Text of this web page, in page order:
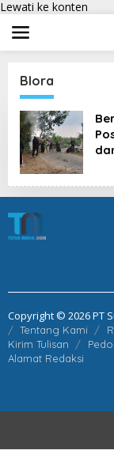
Lewati ke konten
Blora
Copyright © 2026 PT
Tentang Kami
Kirim Tulisan
Alamat Redaksi